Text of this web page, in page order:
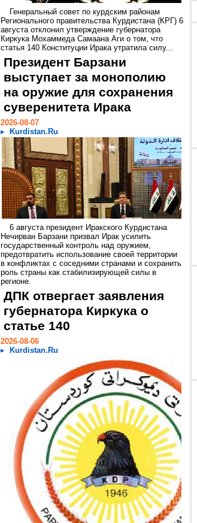
Генеральный совет по курдским районам
Регионального правительства Курдистана (КРГ) 6
августа отклонил утверждение губернатора
Киркука Мохаммеда Самаана Аги о том, что
статья 140 Конституции Ирака утратила силу...
Президент Барзани
выступает за монополию
на оружие для сохранения
суверенитета Ирака
2026-08-07
Kurdistan.Ru
6 августа президент Иракского Курдистана
Нечирван Барзани призвал Ирак усилить
государственный контроль над оружием,
предотвратить использование своей территории
в конфликтах с соседними странами и сохранить
роль страны как стабилизирующей силы в
регионе.
ДПК отвергает заявления
губернатора Киркука о
статье 140
2026-08-06
Kurdistan.Ru